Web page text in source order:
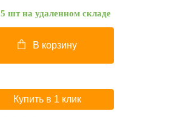
5 шт на удаленном складе
В корзину
Купить в 1 клик